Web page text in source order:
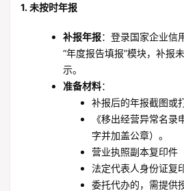
1. 未按时年报
补报年报：登录国家企业信
“年度报告填报”模块，补报
示。
准备材料：
补报后的年报截图或
《移出经营异常名
字并加盖公章）。
营业执照副本复印件
法定代表人身份证复
委托代办的，需提供